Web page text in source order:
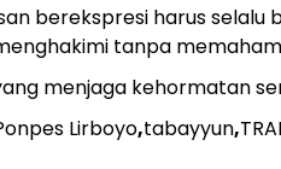
berekspresi harus selalu
tanpa
menjaga kehormatan
Lirboyo,tabayyun,